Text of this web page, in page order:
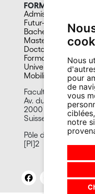
Nous
pour
de
vous
notre
FORMATION
Admission
Futur-e étudiant-e
Bachelors
Masters
Doctorat
Formation continue
Université du 3e
Mobilité
Faculté de droit
Av. du 1er-Mars 26
2000 Neuchâtel
Suisse
Pôle de propriété
[PI]2